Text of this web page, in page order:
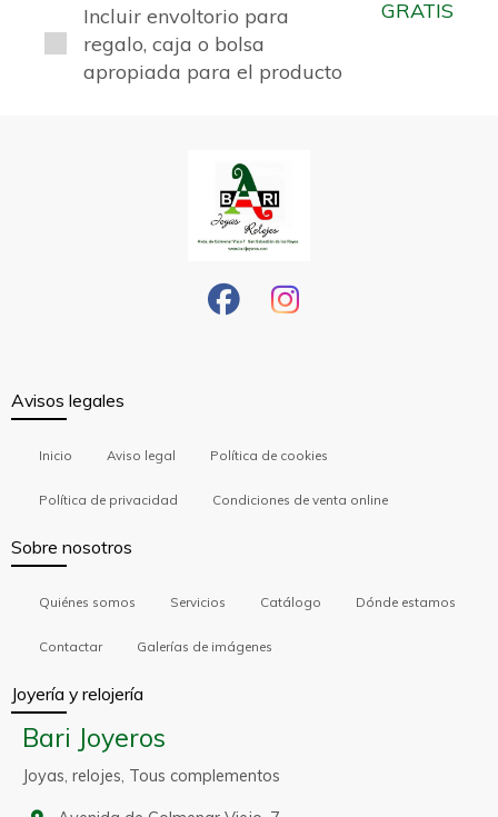
Incluir envoltorio para
regalo, caja o bolsa
apropiada para el producto
GRATIS
Avisos legales
Inicio Aviso legal Política de cookies
Política de privacidad Condiciones de venta online
Sobre nosotros
Quiénes somos Servicios Catálogo Dónde estamos
Contactar Galerías de imágenes
Joyería y relojería
Bari Joyeros
Joyas, relojes, Tous complementos